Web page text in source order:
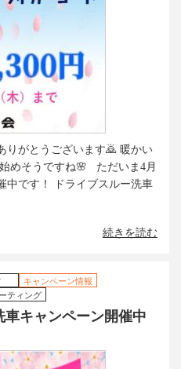
りがとうございます🙇 暖かい
めそうですね🌸 ただいま4月
中です！ ドライブスルー洗車
続きを読む
キャンペーン情報
ティング
キャンペーン開催中